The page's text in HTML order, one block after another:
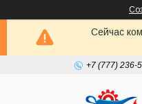
Сейчас
+7 (777) 236-